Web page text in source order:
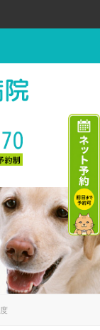
グペットホテル